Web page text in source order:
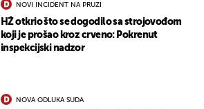
NOVI INCIDENT NA PRUZI
HŽ otkrio što se dogodilo sa strojovođom
koji je prošao kroz crveno: Pokrenut
inspekcijski nadzor
NOVA ODLUKA SUDA